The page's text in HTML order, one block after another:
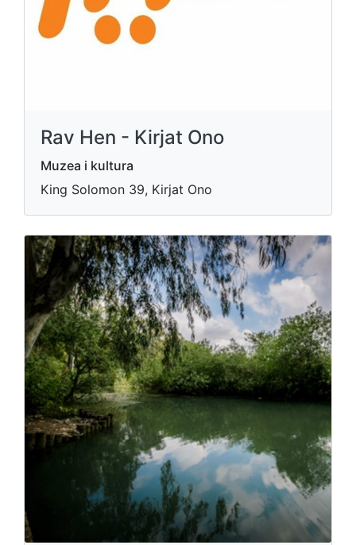
Rav Hen - Kirjat Ono
Muzea i kultura
King Solomon 39, Kirjat Ono